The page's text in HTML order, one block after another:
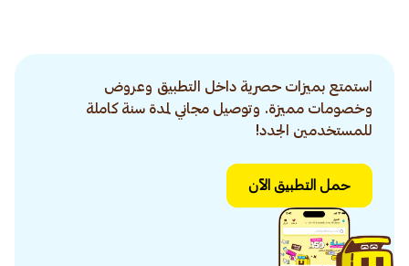
استمتع بميزات حصرية داخل التطبيق وعروض
وخصومات مميزة. وتوصيل مجاني لمدة سنة كاملة
للمستخدمين الجدد!
حمل التطبيق الآن